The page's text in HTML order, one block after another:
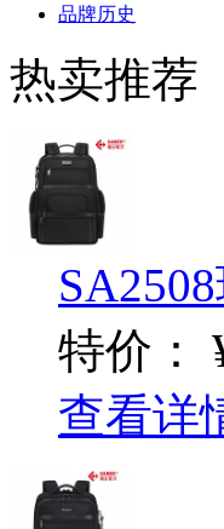
品牌历史
热卖推荐
特价：
查看详